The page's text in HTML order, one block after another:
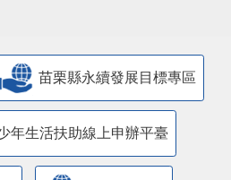
苗栗縣永續發展目標專區
年生活扶助線上申辦平臺